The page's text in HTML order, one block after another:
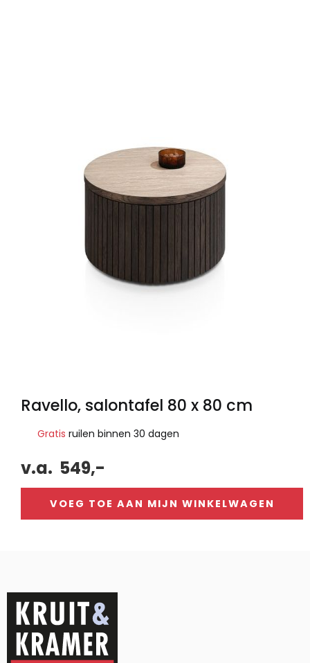
Ravello, salontafel 80 x 80 cm
Gratis ruilen binnen 30 dagen
v.a. 549,-
VOEG TOE AAN MIJN WINKELWAGEN